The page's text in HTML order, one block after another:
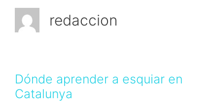
redaccion
Dónde aprender a esquiar en
Catalunya